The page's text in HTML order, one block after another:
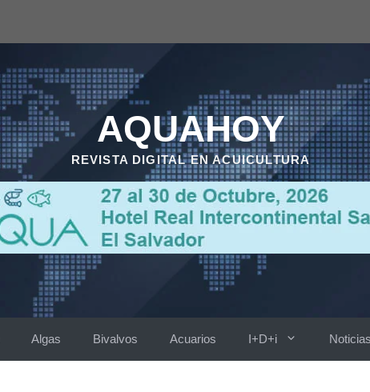
AQUAHOY
REVISTA DIGITAL EN ACUICULTURA
Algas Bivalvos Acuarios I+D+i